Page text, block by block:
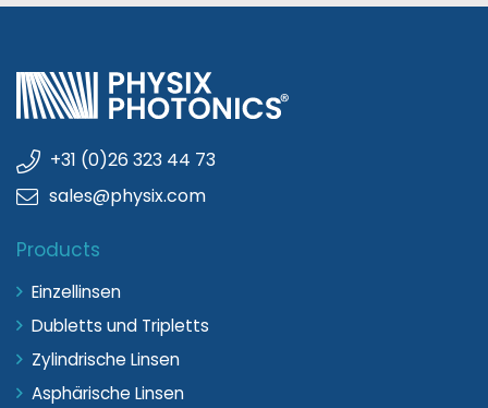
+31 (0)26 323 44 73
sales@physix.com
Products
Einzellinsen
Dubletts und Tripletts
Zylindrische Linsen
Asphärische Linsen